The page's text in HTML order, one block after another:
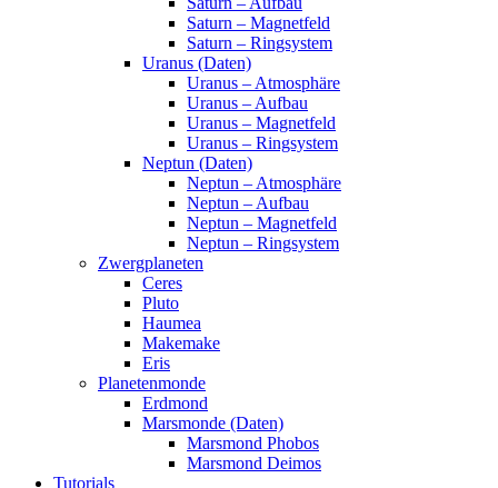
Saturn – Magnetfeld
Saturn – Ringsystem
Uranus (Daten)
Uranus – Atmosphäre
Uranus – Aufbau
Uranus – Magnetfeld
Uranus – Ringsystem
Neptun (Daten)
Neptun – Atmosphäre
Neptun – Aufbau
Neptun – Magnetfeld
Neptun – Ringsystem
Zwergplaneten
Ceres
Pluto
Haumea
Makemake
Eris
Planetenmonde
Erdmond
Marsmonde (Daten)
Marsmond Phobos
Marsmond Deimos
Tutorials